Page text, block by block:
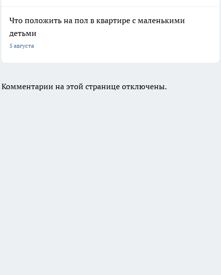
Что положить на пол в квартире с маленькими
детьми
5 августа
Комментарии на этой странице отключены.